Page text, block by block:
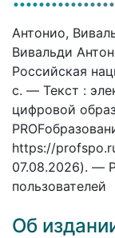
Антонио,
Вивальди
Российская
c. — Текст :
цифровой
https://
07.08.2026). —
пользователей
Об